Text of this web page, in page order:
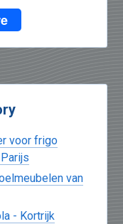
voor frigo
van
- Kortrijk